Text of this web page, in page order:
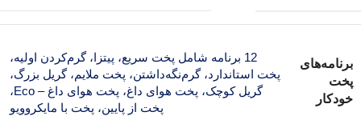
برنامه‌های
پخت
خودکار
12 برنامه شامل پخت سریع، پیتزا، گرم‌کردن اولیه،
پخت استاندارد، گرم‌نگه‌داشتن، پخت ملایم، گریل بزرگ،
گریل کوچک، پخت هوای داغ، پخت هوای داغ – Eco،
پخت از پایین، پخت با مایکروویو